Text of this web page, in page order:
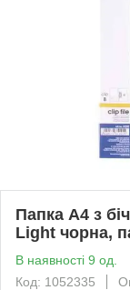
Папка А4 з
Light чорна,
В наявності 9 од.
Код: 1052335